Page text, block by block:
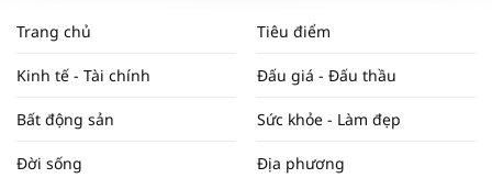
NAM NĂM 2024 VÀ NĂM 2025 | NHỊP
ĐẬP THỊ TRƯỜNG #62
Tọa đàm “Xúc tiến thương mại: Khơi
Trang chủ Tiêu điểm
Kinh tế - Tài chính Đấu giá - Đấu thầu
Bất động sản Sức khỏe - Làm đẹp
Đời sống Địa phương